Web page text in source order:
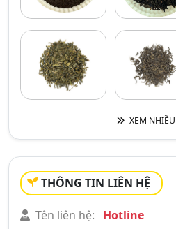
XEM
THÔNG TIN LIÊN HỆ
Tên liên hệ:
Hotline